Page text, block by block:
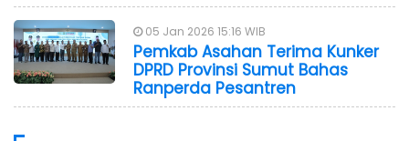
05 Jan 2026 15:16 WIB
Pemkab Asahan Terima Kunker
DPRD Provinsi Sumut Bahas
Ranperda Pesantren